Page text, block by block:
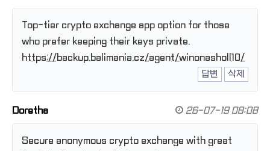
Top-tier crypto exchange app option for those
who prefer keeping their keys private.
https://backup.balimania.cz/agent/winonasholl10/
답변
삭제
Doretha 26-07-19 08:08
Secure anonymous crypto exchange with great